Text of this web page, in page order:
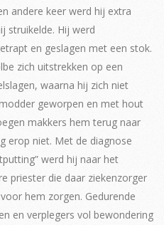
andere keer werd hij extra
struikelde. Hij werd
en geslagen met een stok.
zich uitstrekken op een
waarna hij zich niet
geworpen en met hout
makkers hem terug naar
erop niet. Met de diagnose
werd hij naar het
priester die daar ziekenzorger
hem zorgen. Gedurende
en verplegers vol bewondering